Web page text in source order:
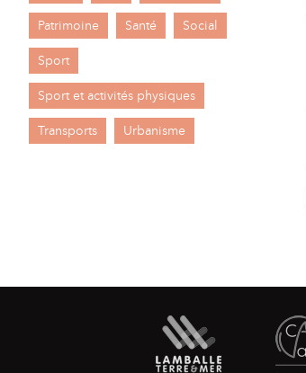
Patrimoine Santé Social
Sport
Sport et activités physiques
Transports Urbanisme